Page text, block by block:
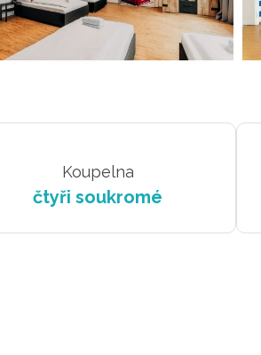
Koupelna
čtyři soukromé